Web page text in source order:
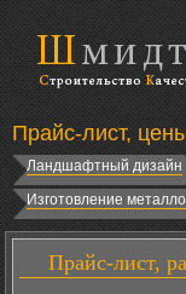
Прайс-лист,
Ландшафтный дизайн
Изготовление
Прайс-лист,